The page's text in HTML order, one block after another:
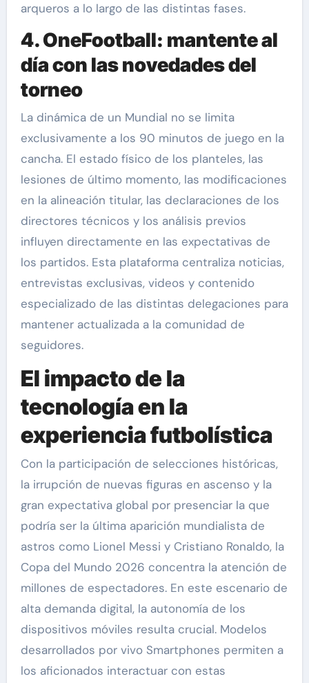
arqueros a lo largo de las distintas fases.
4. OneFootball: mantente al
día con las novedades del
torneo
La dinámica de un Mundial no se limita
exclusivamente a los 90 minutos de juego en la
cancha. El estado físico de los planteles, las
lesiones de último momento, las modificaciones
en la alineación titular, las declaraciones de los
directores técnicos y los análisis previos
influyen directamente en las expectativas de
los partidos. Esta plataforma centraliza noticias,
entrevistas exclusivas, videos y contenido
especializado de las distintas delegaciones para
mantener actualizada a la comunidad de
seguidores.
El impacto de la
tecnología en la
experiencia futbolística
Con la participación de selecciones históricas,
la irrupción de nuevas figuras en ascenso y la
gran expectativa global por presenciar la que
podría ser la última aparición mundialista de
astros como Lionel Messi y Cristiano Ronaldo, la
Copa del Mundo 2026 concentra la atención de
millones de espectadores. En este escenario de
alta demanda digital, la autonomía de los
dispositivos móviles resulta crucial. Modelos
desarrollados por vivo Smartphones permiten a
los aficionados interactuar con estas